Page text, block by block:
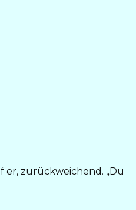
er, zurückweichend. „Du